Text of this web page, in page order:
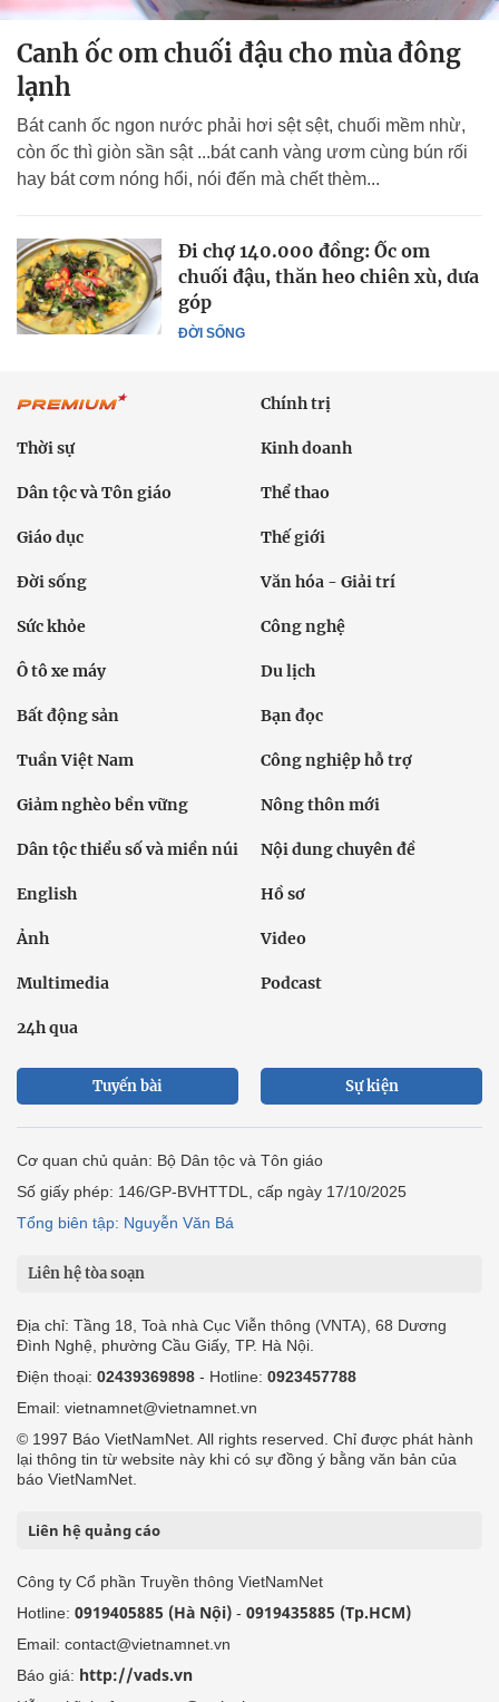
Canh ốc om chuối đậu cho mùa đông
lạnh
Bát canh ốc ngon nước phải hơi sệt sệt, chuối mềm nhừ,
còn ốc thì giòn sần sật ...bát canh vàng ươm cùng bún rối
hay bát cơm nóng hổi, nói đến mà chết thèm...
ĐỜI SỐNG
Đi chợ 140.000 đồng: Ốc om
chuối đậu, thăn heo chiên xù, dưa
góp
Chính trị
Thời sự Kinh doanh
Dân tộc và Tôn giáo Thể thao
Giáo dục Thế giới
Đời sống Văn hóa - Giải trí
Sức khỏe Công nghệ
Ô tô xe máy Du lịch
Bất động sản Bạn đọc
Tuần Việt Nam Công nghiệp hỗ trợ
Giảm nghèo bền vững Nông thôn mới
Dân tộc thiểu số và miền núi Nội dung chuyên đề
English Hồ sơ
Ảnh Video
Multimedia Podcast
24h qua
Tuyến bài Sự kiện
Cơ quan chủ quản: Bộ Dân tộc và Tôn giáo
Số giấy phép: 146/GP-BVHTTDL, cấp ngày 17/10/2025
Tổng biên tập: Nguyễn Văn Bá
Liên hệ tòa soạn
Địa chỉ: Tầng 18, Toà nhà Cục Viễn thông (VNTA), 68 Dương
Đình Nghệ, phường Cầu Giấy, TP. Hà Nội.
Điện thoại: 02439369898 - Hotline: 0923457788
Email: vietnamnet@vietnamnet.vn
© 1997 Báo VietNamNet. All rights reserved. Chỉ được phát hành
lại thông tin từ website này khi có sự đồng ý bằng văn bản của
báo VietNamNet.
Liên hệ quảng cáo
Công ty Cổ phần Truyền thông VietNamNet
Hotline: 0919405885 (Hà Nội) - 0919435885 (Tp.HCM)
Email: contact@vietnamnet.vn
Báo giá: http://vads.vn